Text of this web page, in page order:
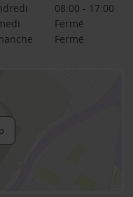
08:00 - 17:00
Fermé
Fermé